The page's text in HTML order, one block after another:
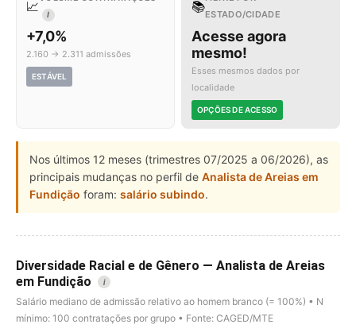
📈
I
+7,0%
2.160 → 2.311 admissões
ESTÁVEL
📚ESTADO/CIDADE
Acesse agora
mesmo!
Esses mesmos dados por
localidade
OPÇÕES DE ACESSO
Nos últimos 12 meses (trimestres 07/2025 a 06/2026), as
principais mudanças no perfil de Analista de Areias em
Fundição foram: salário subindo.
Diversidade Racial e de Gênero — Analista de Areias
em Fundição
i
Salário mediano de admissão relativo ao homem branco (= 100%) • N
mínimo: 100 contratações por grupo • Fonte: CAGED/MTE